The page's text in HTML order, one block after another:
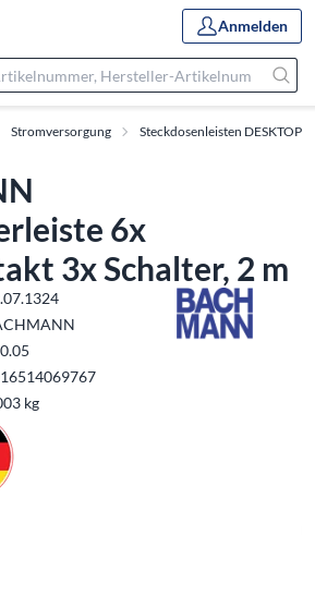
Anmelden
Stromversorgung Steckdosenleisten DESKTOP
6x
3x Schalter, 2 m
kg